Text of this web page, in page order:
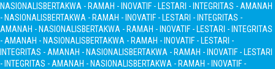
NASIONALISBERTAKWA - RAMAH - INOVATIF - LESTARI - INTEGRITAS - AMANAH
- NASIONALISBERTAKWA - RAMAH - INOVATIF - LESTARI - INTEGRITAS -
AMANAH - NASIONALISBERTAKWA - RAMAH - INOVATIF - LESTARI - INTEGRITAS
- AMANAH - NASIONALISBERTAKWA - RAMAH - INOVATIF - LESTARI -
INTEGRITAS - AMANAH - NASIONALISBERTAKWA - RAMAH - INOVATIF - LESTARI
- INTEGRITAS - AMANAH - NASIONALISBERTAKWA - RAMAH - INOVATIF -